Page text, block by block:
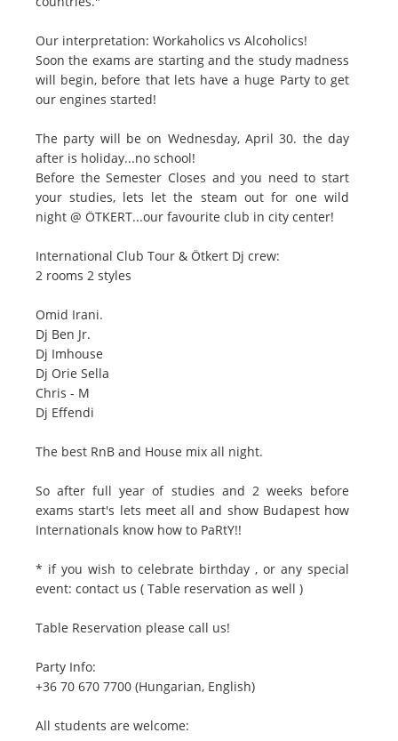
Our interpretation: Workaholics vs Alcoholics!
Soon the exams are starting and the study madness
will begin, before that lets have a huge Party to get
our engines started!
The party will be on Wednesday, April 30. the day
after is holiday...no school!
Before the Semester Closes and you need to start
your studies, lets let the steam out for one wild
night @ ÖTKERT...our favourite club in city center!
International Club Tour & Ötkert Dj crew:
2 rooms 2 styles
Omid Irani.
Dj Ben Jr.
Dj Imhouse
Dj Orie Sella
Chris - M
Dj Effendi
The best RnB and House mix all night.
So after full year of studies and 2 weeks before
exams start's lets meet all and show Budapest how
Internationals know how to PaRtY!!
* if you wish to celebrate birthday , or any special
event: contact us ( Table reservation as well )
Table Reservation please call us!
Party Info:
+36 70 670 7700 (Hungarian, English)
All students are welcome: